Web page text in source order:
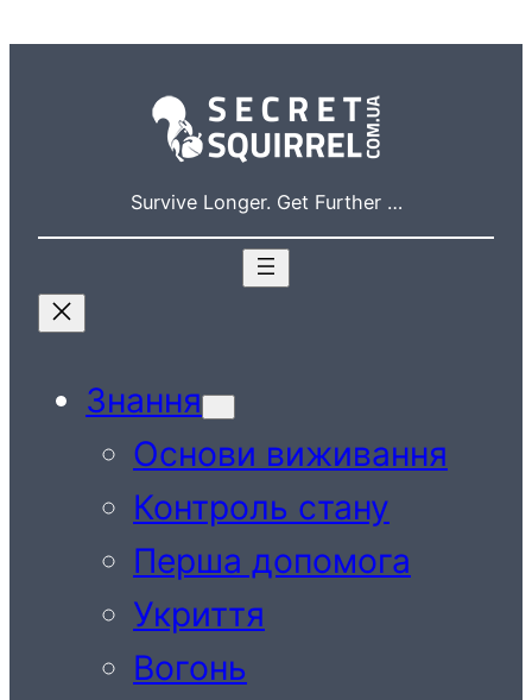
Survive Longer. Get Further …
Знання
Основи виживання
Контроль стану
Перша допомога
Укриття
Вогонь